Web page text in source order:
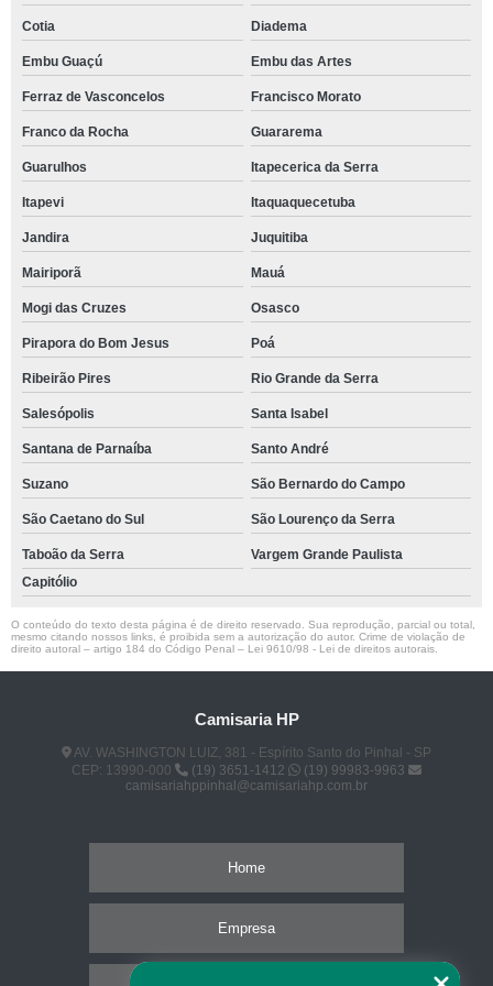
Cotia Diadema
Embu Guaçú Embu das Artes
Ferraz de Vasconcelos Francisco Morato
Franco da Rocha Guararema
Guarulhos Itapecerica da Serra
Itapevi Itaquaquecetuba
Jandira Juquitiba
Mairiporã Mauá
Mogi das Cruzes Osasco
Pirapora do Bom Jesus Poá
Ribeirão Pires Rio Grande da Serra
Salesópolis Santa Isabel
Santana de Parnaíba Santo André
Suzano São Bernardo do Campo
São Caetano do Sul São Lourenço da Serra
Taboão da Serra
Vargem Grande Paulista
Capitólio
O conteúdo do texto desta página é de direito reservado. Sua reprodução, parcial ou total,
mesmo citando nossos links, é proibida sem a autorização do autor. Crime de violação de
direito autoral – artigo 184 do Código Penal – Lei 9610/98 - Lei de direitos autorais
Camisaria HP
AV. WASHINGTON LUIZ, 381 - Espírito Santo do Pinhal - SP
CEP: 13990-000
(19) 3651-1412
(19) 99983-9963
camisariahppinhal@camisariahp.com.br
Home
Empresa